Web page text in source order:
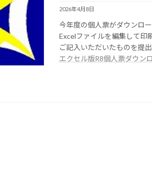
2026年4月8日
今年度の個人票がダウンロー
Excelファイルを編集して印
ご記入いただいたものを提出
エクセル版R8個人票ダウン